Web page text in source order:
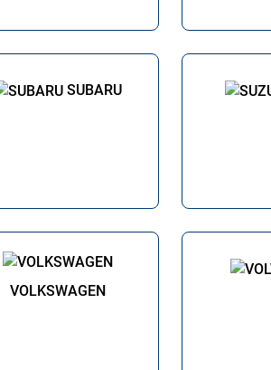
SUBARU
VOLKSWAGEN